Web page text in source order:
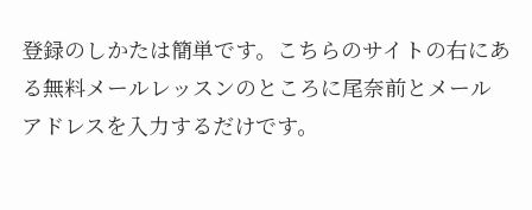
登録のしかたは簡単です。こちらのサイトの右にあ
る無料メールレッスンのところに尾奈前とメール
アドレスを入力するだけです。